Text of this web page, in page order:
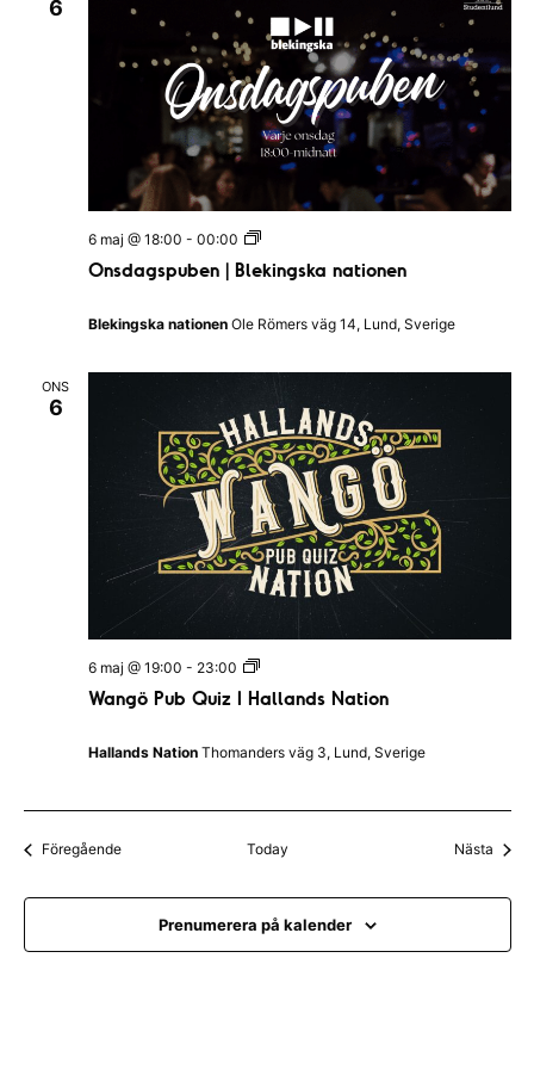
6
Onsdagspuben | Blekingska nationen
6 maj @ 18:00 - 00:00
O
s
a
g
p
b
e
n
|
B
l
e
k
i
n
k
a
a
o
n
Blekingska nationen Ole Römers väg 14, Lund, Sverige
ONS
6
Wangö Pub Quiz I Hallands Nation
6 maj @ 19:00 - 23:00
W
n
ö
P
i
I
a
l
Hallands Nation Thomanders väg 3, Lund, Sverige
FöregåendeEvenemang Today Nästa
Prenumerera på kalender